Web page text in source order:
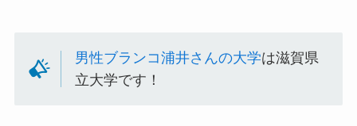
男性ブランコ浦井さんの大学は滋賀県
立大学です！